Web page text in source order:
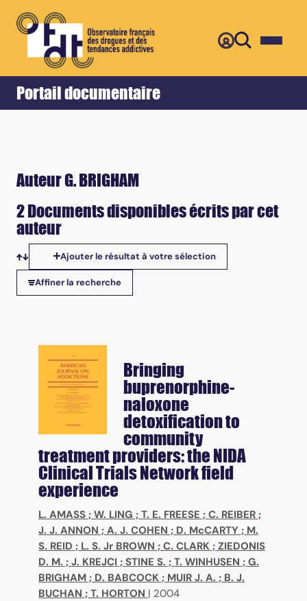
Portail documentaire
Accueil Retour
Auteur G. BRIGHAM
2 Documents disponibles écrits par cet
auteur
Tris disponibles
Ajouter le résultat à votre sélection
Affiner la recherche
Bringing
buprenorphine-
naloxone
detoxification to
community
treatment providers: the NIDA
Clinical Trials Network field
experience
L. AMASS ; W. LING ; T. E. FREESE ; C. REIBER ;
J. J. ANNON ; A. J. COHEN ; D. McCARTY ; M.
S. REID ; L. S. Jr BROWN ; C. CLARK ; ZIEDONIS
D. M. ; J. KREJCI ; STINE S. ; T. WINHUSEN ; G.
BRIGHAM ; D. BABCOCK ; MUIR J. A. ; B. J.
BUCHAN ; T. HORTON | 2004